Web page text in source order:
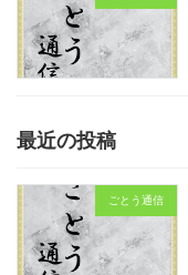
最近の投稿
ごとう通信